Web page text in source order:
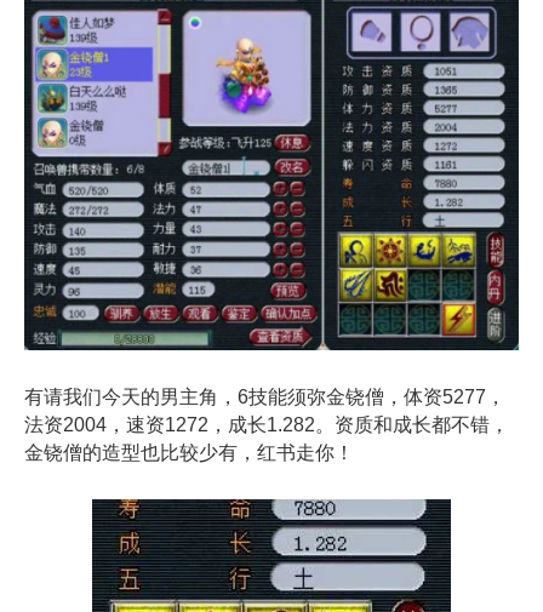
有请我们今天的男主角，6技能须弥金铙僧，体资5277，
法资2004，速资1272，成长1.282。资质和成长都不错，
金铙僧的造型也比较少有，红书走你！